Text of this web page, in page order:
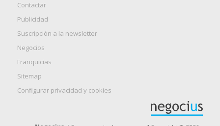
Contactar
Publicidad
Suscripción a la newsletter
Negocios
Franquicias
Sitemap
Configurar privacidad y cookies